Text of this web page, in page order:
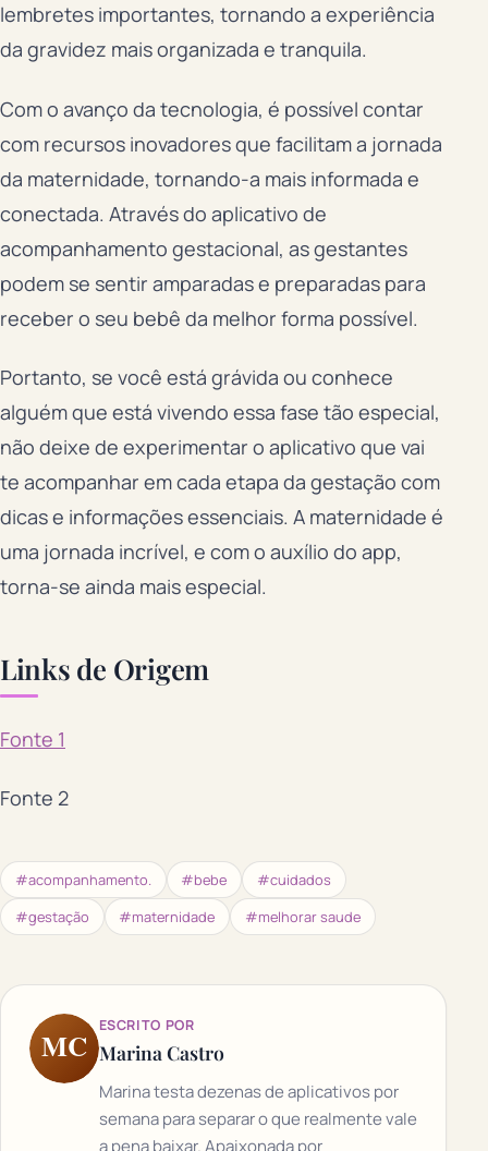
lembretes importantes, tornando a experiência
da gravidez mais organizada e tranquila.
Com o avanço da tecnologia, é possível contar
com recursos inovadores que facilitam a jornada
da maternidade, tornando-a mais informada e
conectada. Através do aplicativo de
acompanhamento gestacional, as gestantes
podem se sentir amparadas e preparadas para
receber o seu bebê da melhor forma possível.
Portanto, se você está grávida ou conhece
alguém que está vivendo essa fase tão especial,
não deixe de experimentar o aplicativo que vai
te acompanhar em cada etapa da gestação com
dicas e informações essenciais. A maternidade é
uma jornada incrível, e com o auxílio do app,
torna-se ainda mais especial.
Links de Origem
Fonte 1
Fonte 2
#acompanhamento. #bebe
#cuidados
#gestação
#maternidade #melhorar saude
MC
ESCRITO POR
Marina Castro
Marina testa dezenas de aplicativos por
semana para separar o que realmente vale
a pena baixar. Apaixonada por